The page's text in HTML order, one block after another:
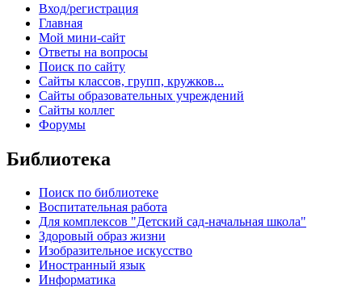
Вход/регистрация
Главная
Мой мини-сайт
Ответы на вопросы
Поиск по сайту
Сайты классов, групп, кружков...
Сайты образовательных учреждений
Сайты коллег
Форумы
Библиотека
Поиск по библиотеке
Воспитательная работа
Для комплексов "Детский сад-начальная школа"
Здоровый образ жизни
Изобразительное искусство
Иностранный язык
Информатика